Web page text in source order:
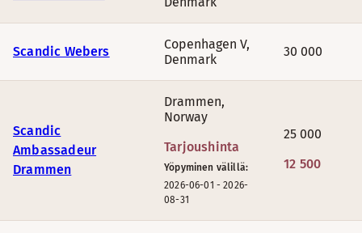
Scandic Webers Copenhagen V,
Denmark
30 000
Scandic
Ambassadeur
Drammen
Drammen,
Norway
Tarjoushinta
Yöpyminen välillä:
2026-06-01 -2026-
08-31
25 000
12 500